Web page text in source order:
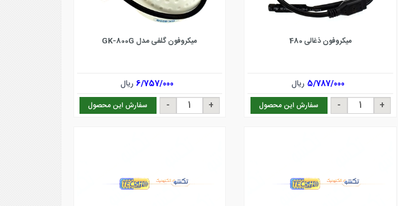
میکروفون ذغالی 480
5/787/000 ریال
سفارش این محصول
میکروفون گلفی مدل GK-800G
6/757/000ریال
سفارش این محصول